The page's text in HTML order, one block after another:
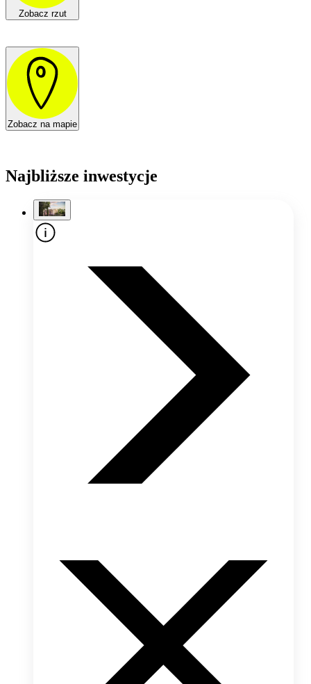
Zobacz rzut
Zobacz na mapie
Najbliższe inwestycje